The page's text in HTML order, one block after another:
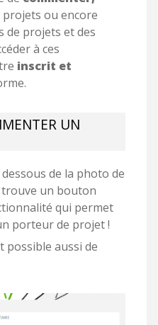
projets ou encore
de projets et des
à ces
inscrit et
UN
de la photo de
un bouton
qui permet
porteur de projet !
possible aussi de